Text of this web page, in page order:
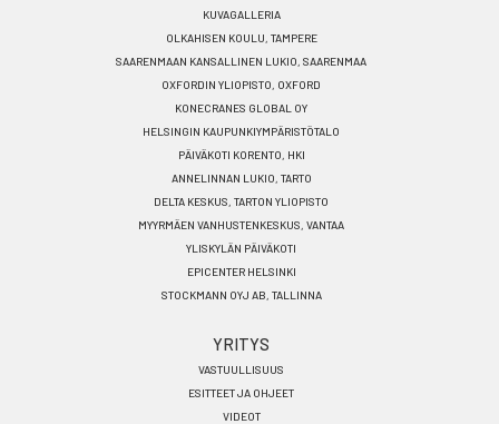
KUVAGALLERIA
OLKAHISEN KOULU, TAMPERE
SAARENMAAN KANSALLINEN LUKIO, SAARENMAA
OXFORDIN YLIOPISTO, OXFORD
KONECRANES GLOBAL OY
HELSINGIN KAUPUNKIYMPÄRISTÖTALO
PÄIVÄKOTI KORENTO, HKI
ANNELINNAN LUKIO, TARTO
DELTA KESKUS, TARTON YLIOPISTO
MYYRMÄEN VANHUSTENKESKUS, VANTAA
YLISKYLÄN PÄIVÄKOTI
EPICENTER HELSINKI
STOCKMANN OYJ AB, TALLINNA
YRITYS
VASTUULLISUUS
ESITTEET JA OHJEET
VIDEOT